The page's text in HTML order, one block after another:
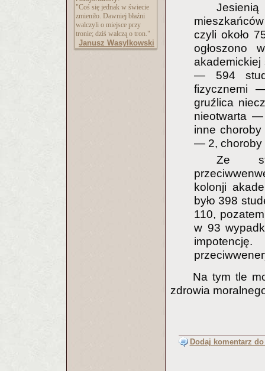
"Coś się jednak w świecie
zmieniło. Dawniej błaźni
walczyli o miejsce przy
tronie; dziś walczą o tron."
Janusz Wasylkowski
Jesienią
czyli około
ogłoszono
akademickiej
— 594
fizycznemi
gruźlica
nieotwarta
inne
— 2, choroby
Ze
kolonji
było 398
110,
w 93
Na tym tle
zdrowia
Dodaj komentarz